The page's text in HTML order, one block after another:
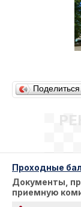
Проходные
Документы,
приемную